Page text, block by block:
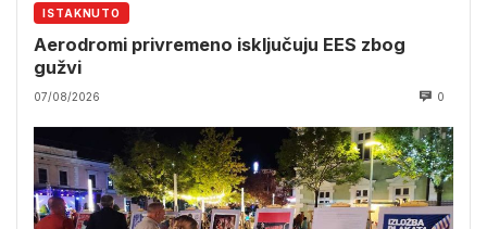
ISTAKNUTO
Aerodromi privremeno isključuju EES zbog
gužvi
07/08/2026 0